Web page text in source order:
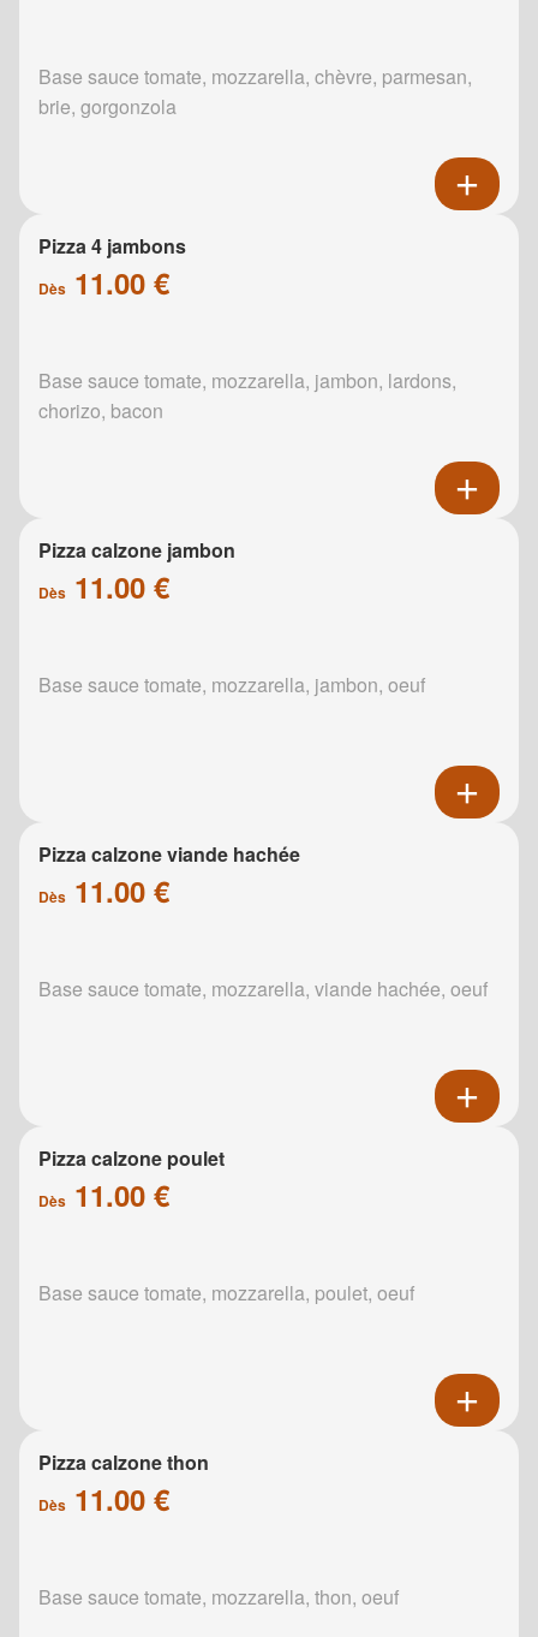
Base sauce tomate, mozzarella, chèvre, parmesan,
brie, gorgonzola
Pizza 4 jambons
Dès 11.00 €
Base sauce tomate, mozzarella, jambon, lardons,
chorizo, bacon
Pizza calzone jambon
Dès 11.00 €
Base sauce tomate, mozzarella, jambon, oeuf
Pizza calzone viande hachée
Dès 11.00 €
Base sauce tomate, mozzarella, viande hachée, oeuf
Pizza calzone poulet
Dès 11.00 €
Base sauce tomate, mozzarella, poulet, oeuf
Pizza calzone thon
Dès 11.00 €
Base sauce tomate, mozzarella, thon, oeuf